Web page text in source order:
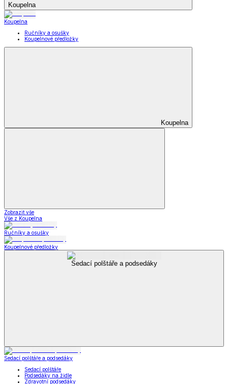
Koupelna
Koupelna
Ručníky a osušky
Koupelnové předložky
Koupelna
Zobrazit vše
Vše z Koupelna
Ručníky a osušky
Koupelnové předložky
Sedací polštáře a podsedáky
Sedací polštáře a podsedáky
Sedací polštáře
Podsedáky na židle
Zdravotní podsedáky